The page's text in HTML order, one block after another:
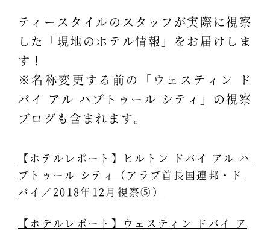
ティースタイルのスタッフが実際に視察
した「現地のホテル情報」をお届けしま
す！
※名称変更する前の「ウェスティン ド
バイ アル ハブトゥール シティ」の視察
ブログも含まれます。
【ホテルレポート】ヒルトン ドバイ アル ハ
ブトゥール シティ（アラブ首長国連邦・ド
バイ／2018年12月視察⑤）
【ホテルレポート】ウェスティン ドバイ ア